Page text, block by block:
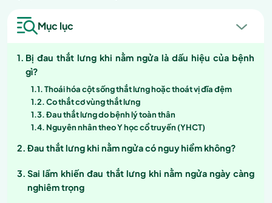
Mục lục
Bị đau thắt lưng khi nằm ngửa là dấu hiệu của bệnh
gì?
Thoái hóa cột sống thắt lưng hoặc thoát vị đĩa đệm
Co thắt cơ vùng thắt lưng
Đau thắt lưng do bệnh lý toàn thân
Nguyên nhân theo Y học cổ truyền (YHCT)
Đau thắt lưng khi nằm ngửa có nguy hiểm không?
Sai lầm khiến đau thắt lưng khi nằm ngửa ngày càng
nghiêm trọng